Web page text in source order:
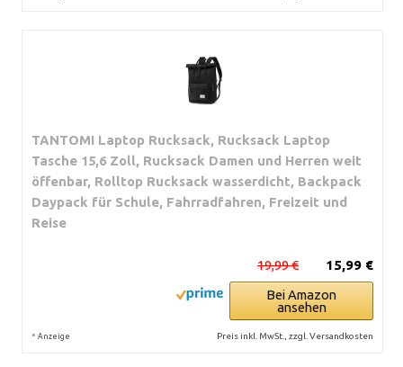
TANTOMI Laptop Rucksack, Rucksack Laptop
Tasche 15,6 Zoll, Rucksack Damen und Herren weit
öffenbar, Rolltop Rucksack wasserdicht, Backpack
Daypack für Schule, Fahrradfahren, Freizeit und
Reise
15,99 €
19,99 €
Bei Amazon
ansehen
* Anzeige Preis inkl. MwSt., zzgl. Versandkosten